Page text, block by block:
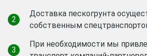
2
Доставка пескогрунта
собственным
3
При необходимости мы